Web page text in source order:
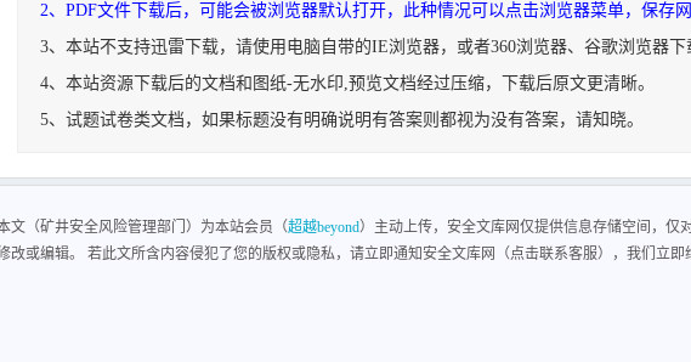
2、PDF文件下载后，可能会被浏览器默认打开，此种情况可以点击浏览器菜单，保存
3、本站不支持迅雷下载，请使用电脑自带的IE浏览器，或者360浏览器、谷歌浏览器下
4、本站资源下载后的文档和图纸-无水印,预览文档经过压缩，下载后原文更清晰。
5、试题试卷类文档，如果标题没有明确说明有答案则都视为没有答案，请知晓。
作，进一步夯实矿井安全生产基础。经矿安全风险分级管控领导小组研究决定，成立龙宫煤矿一号井安
通风、采掘、机电运输、地测防治水和综合管理等五个安全风险分级管控部门，各部门小组人员名单如下
文（矿井安全风险管理部门）为本站会员（超越beyond）主动上传，安全文库网仅提供信息存储空间，仅
改或编辑。 若此文所含内容侵犯了您的版权或隐私，请立即通知安全文库网（点击联系客服），我们立即